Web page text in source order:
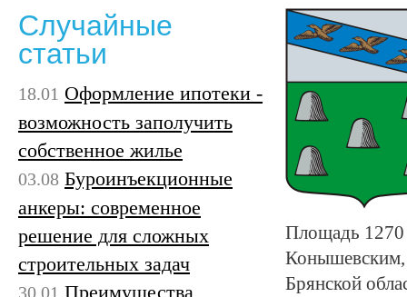
Площадь 1270
Конышевским,
Брянской
Случайные
статьи
18.01 Оформление ипотеки -
возможность заполучить
собственное жилье
03.08 Буроинъекционные
анкеры: современное
решение для сложных
строительных задач
30.01 Преимущества